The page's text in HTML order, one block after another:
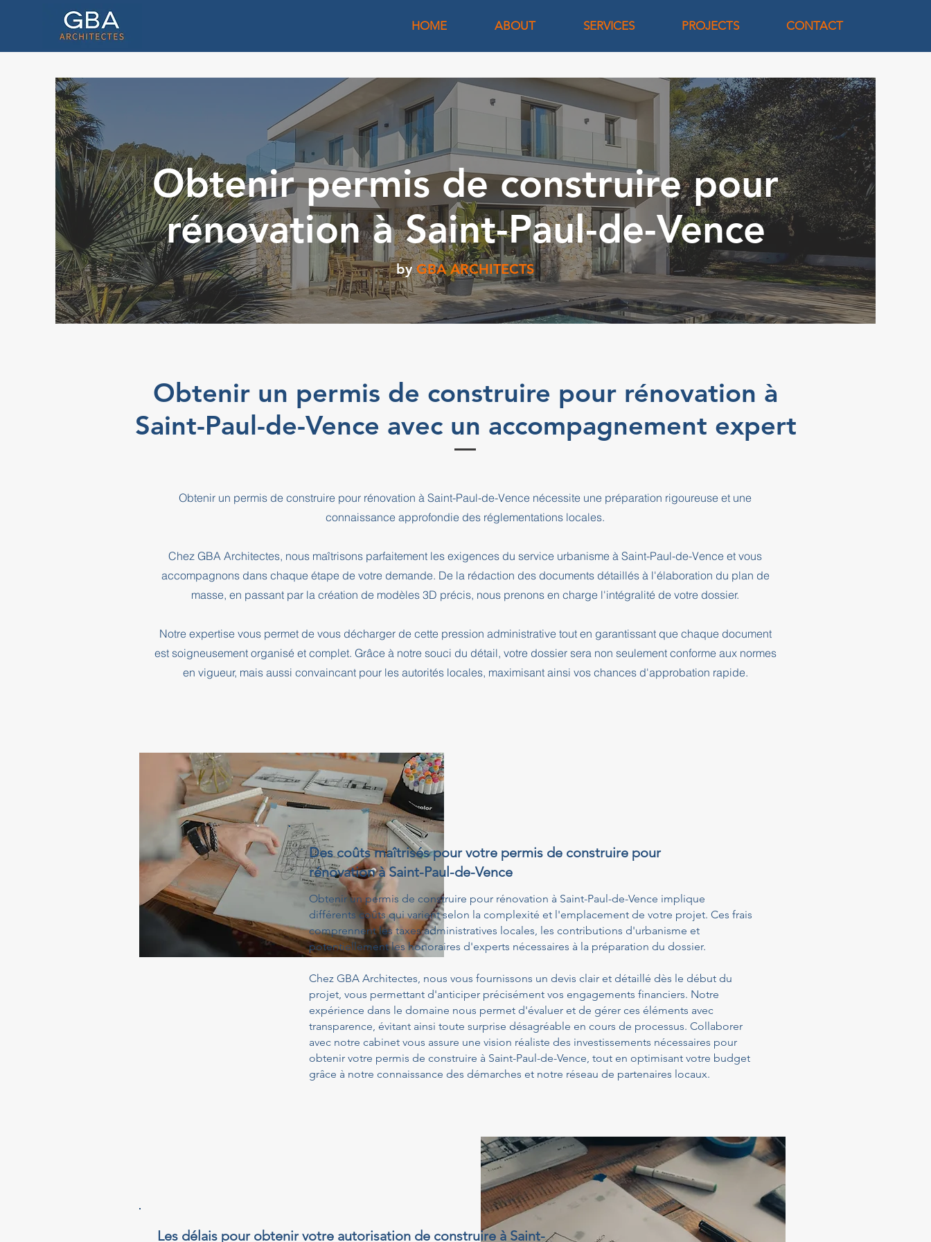
HOME ABOUT SERVICES PROJECTS CONTACT
Obtenir permis de construire pour
rénovation à Saint-Paul-de-Vence
by GBA ARCHITECTS
Obtenir un permis de construire pour rénovation à
Saint-Paul-de-Vence avec un accompagnement expert
Obtenir un permis de construire pour rénovation à Saint-Paul-de-Vence nécessite une préparation rigoureuse et une
connaissance approfondie des réglementations locales.
Chez GBA Architectes, nous maîtrisons parfaitement les exigences du service urbanisme à Saint-Paul-de-Vence et vous
accompagnons dans chaque étape de votre demande. De la rédaction des documents détaillés à l'élaboration du plan de
masse, en passant par la création de modèles 3D précis, nous prenons en charge l'intégralité de votre dossier.
Notre expertise vous permet de vous décharger de cette pression administrative tout en garantissant que chaque document
est soigneusement organisé et complet. Grâce à notre souci du détail, votre dossier sera non seulement conforme aux normes
en vigueur, mais aussi convaincant pour les autorités locales, maximisant ainsi vos chances d'approbation rapide.
Des coûts maîtrisés pour votre permis de construire pour
rénovation à Saint-Paul-de-Vence
Obtenir un permis de construire pour rénovation à Saint-Paul-de-Vence implique
différents coûts qui varient selon la complexité et l'emplacement de votre projet. Ces frais
comprennent les taxes administratives locales, les contributions d'urbanisme et
potentiellement les honoraires d'experts nécessaires à la préparation du dossier.
Chez GBA Architectes, nous vous fournissons un devis clair et détaillé dès le début du
projet, vous permettant d'anticiper précisément vos engagements financiers. Notre
expérience dans le domaine nous permet d'évaluer et de gérer ces éléments avec
transparence, évitant ainsi toute surprise désagréable en cours de processus. Collaborer
avec notre cabinet vous assure une vision réaliste des investissements nécessaires pour
obtenir votre permis de construire à Saint-Paul-de-Vence, tout en optimisant votre budget
grâce à notre connaissance des démarches et notre réseau de partenaires locaux.
Les délais pour obtenir votre autorisation de construire à Saint-